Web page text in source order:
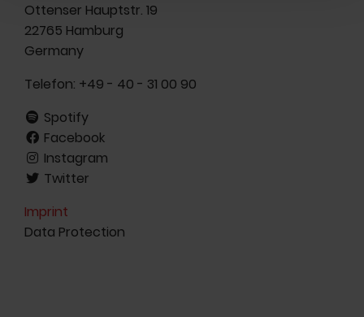
Ottenser Hauptstr. 19
22765 Hamburg
Germany
Telefon: +49 - 40 - 31 00 90
Spotify
Facebook
Instagram
Twitter
Imprint
Data Protection